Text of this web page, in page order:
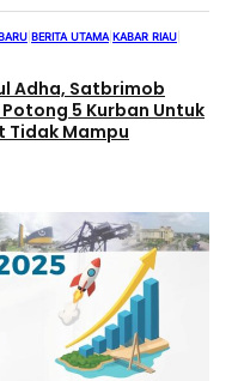
BERITA UTAMA KABAR RIAU
Adha, Satbrimob
5 Kurban Untuk
Tidak Mampu